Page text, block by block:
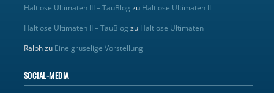
Haltlose Ultimaten III – TauBlog zu Haltlose Ultimaten II
Haltlose Ultimaten II – TauBlog zu Haltlose Ultimaten
Ralphzu Eine gruselige Vorstellung
SOCIAL-MEDIA